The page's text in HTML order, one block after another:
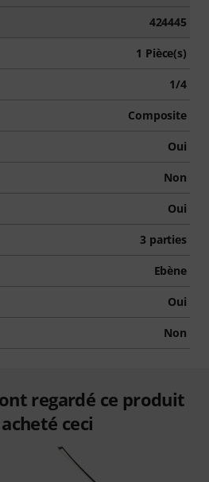
424445
1 Pièce(s)
1/4
Composite
Oui
Non
Oui
3 parties
Ebène
Oui
Non
regardé ce produit
ceci